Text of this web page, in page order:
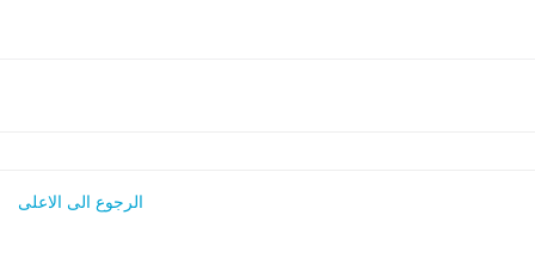
الرجوع الى الاعلى